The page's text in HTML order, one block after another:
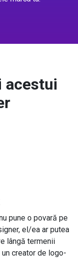
acestui
pune o povară pe
el/ea ar putea
lângă termenii
creator de logo-